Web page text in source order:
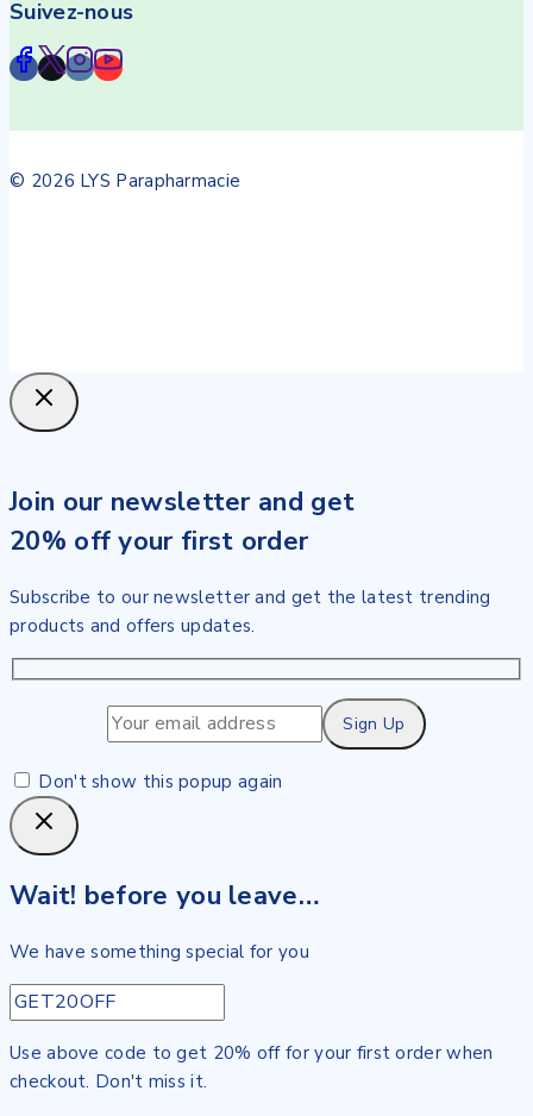
Suivez-nous
© 2026 LYS Parapharmacie
Join our newsletter and get
20% off your first order
Subscribe to our newsletter and get the latest trending
products and offers updates.
Don't show this popup again
Wait! before you leave…
We have something special for you
Use above code to get 20% off for your first order when
checkout. Don't miss it.